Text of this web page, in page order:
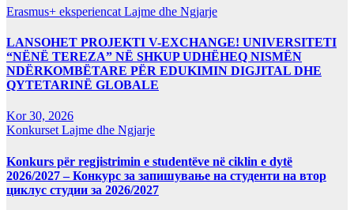
Erasmus+ eksperiencat Lajme dhe Ngjarje
LANSOHET PROJEKTI V-EXCHANGE! UNIVERSITETI
“NËNË TEREZA” NË SHKUP UDHËHEQ NISMËN
NDËRKOMBËTARE PËR EDUKIMIN DIGJITAL DHE
QYTETARINË GLOBALE
Kor 30, 2026
Konkurset Lajme dhe Ngjarje
Konkurs për regjistrimin e studentëve në ciklin e dytë
2026/2027 – Конкурс за запишување на студенти на втор
циклус студии за 2026/2027